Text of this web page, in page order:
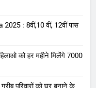
: 8वीं,10 वीं, 12वीं पास
को हर महीने मिलेंगे 7000
परिवारों को घर बनाने के